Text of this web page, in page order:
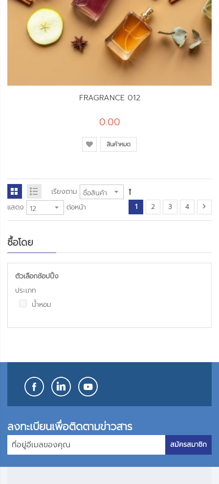
FRAGRANCE 012
0.00
สินค้าหมด
เรียงตาม
แสดง
ต่อหน้า 1 2 3 4
ซื้อโดย
ตัวเลือกช้อปปิ้ง
ประเภท
น้ำหอม
ลงทะเบียนเพื่อติดตามข่าวสาร
สมัครสมาชิก